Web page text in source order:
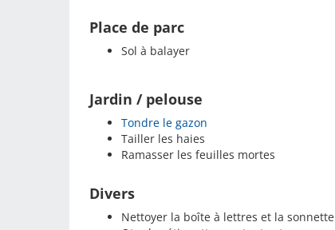
Place de parc
Sol à balayer
Jardin / pelouse
Tondre le gazon
Tailler les haies
Ramasser les feuilles mortes
Divers
Nettoyer la boîte à lettres et la sonnette